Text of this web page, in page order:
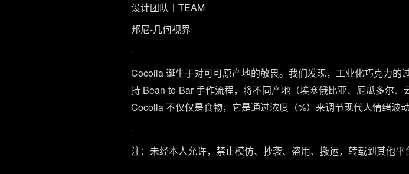
设计团队丨TEAM
邦尼-几何视界
-
Cocolla 诞生于对可可原产地的敬畏。我们发现，工业化巧克力
持 Bean-to-Bar 手作流程，将不同产地（埃塞俄比亚、厄瓜多尔、
Cocolla 不仅仅是食物，它是通过浓度（%）来调节现代人情绪波动
-
注：未经本人允许，禁止模仿、抄袭、盗用、搬运，转载到其他平